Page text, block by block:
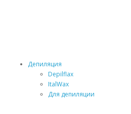
Депиляция
Depilflax
ItalWax
Для депиляции